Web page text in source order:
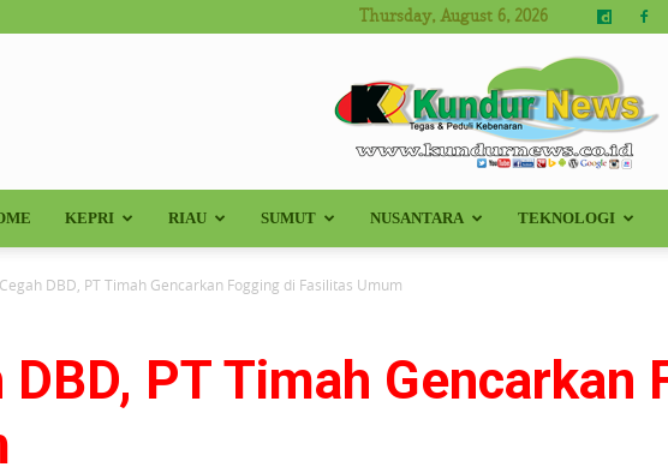
Thursday, August 6, 2026
Kundur
News
KEPRI RIAU SUMUT NUSANTARA TEKNOLOGI
Cegah DBD, PT Timah Gencarkan Fogging di Fasilitas Umum
DBD, PT Timah